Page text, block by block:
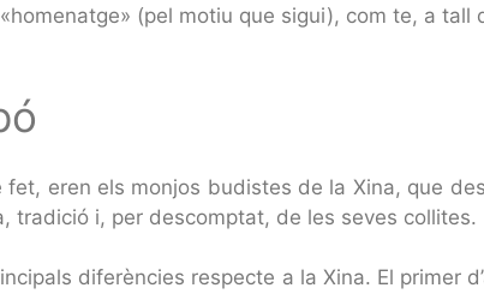
(pel motiu que sigui), com te, a tall
fet, eren els monjos budistes de la Xina, que
tradició i, per descomptat, de les seves collites.
diferències respecte a la Xina. El primer